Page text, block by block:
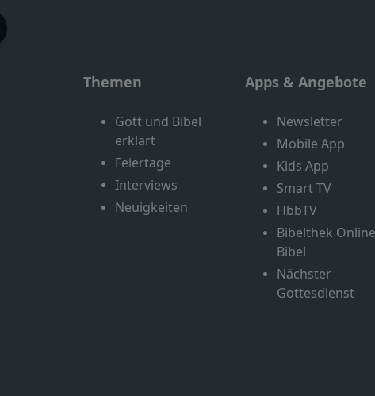
Themen
Gott und Bibel
erklärt
Feiertage
Interviews
Neuigkeiten
Apps & Angebote
Newsletter
Mobile App
Kids App
Smart TV
HbbTV
Bibelthek
Bibel
Nächster
Gottesdienst